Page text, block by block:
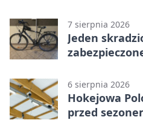
7 sierpnia 2026
Jeden
6 sierpnia 2026
Hokejowa
przed